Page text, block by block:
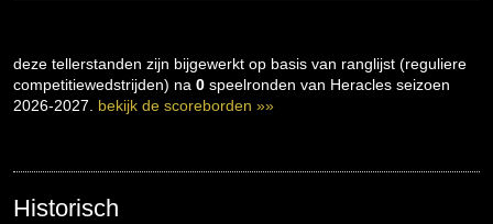
deze tellerstanden zijn bijgewerkt op basis van ranglijst (reguliere
competitiewedstrijden) na 0 speelronden van Heracles seizoen
2026-2027. bekijk de scoreborden »»
Historisch